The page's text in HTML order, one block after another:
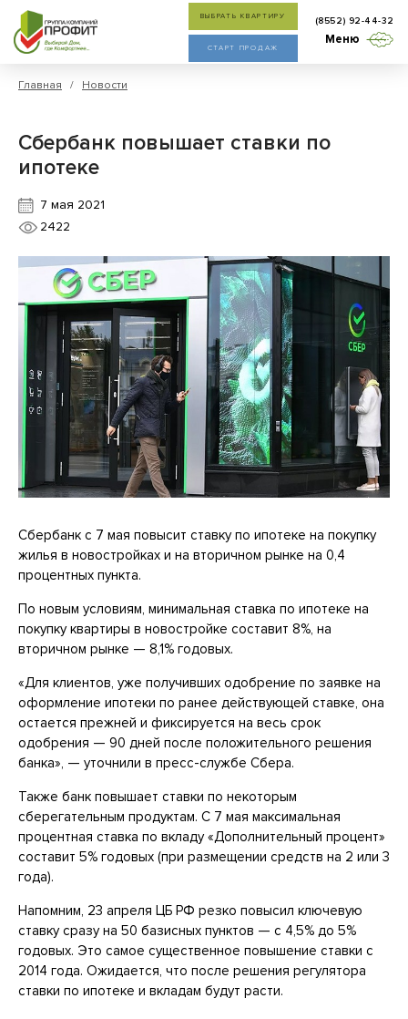
ВЫБРАТЬ КВАРТИРУ
СТАРТ ПРОДАЖ
(8552) 92-44-32
Меню
Главная / Новости
Сбербанк повышает ставки по
ипотеке
7 мая 2021
2422
Сбербанк с 7 мая повысит ставку по ипотеке на покупку
жилья в новостройках и на вторичном рынке на 0,4
процентных пункта.
По новым условиям, минимальная ставка по ипотеке на
покупку квартиры в новостройке составит 8%, на
вторичном рынке — 8,1% годовых.
«Для клиентов, уже получивших одобрение по заявке на
оформление ипотеки по ранее действующей ставке, она
остается прежней и фиксируется на весь срок
одобрения — 90 дней после положительного решения
банка», — уточнили в пресс-службе Сбера.
Также банк повышает ставки по некоторым
сберегательным продуктам. С 7 мая максимальная
процентная ставка по вкладу «Дополнительный процент»
составит 5% годовых (при размещении средств на 2 или 3
года).
Напомним, 23 апреля ЦБ РФ резко повысил ключевую
ставку сразу на 50 базисных пунктов — с 4,5% до 5%
годовых. Это самое существенное повышение ставки с
2014 года. Ожидается, что после решения регулятора
ставки по ипотеке и вкладам будут расти.